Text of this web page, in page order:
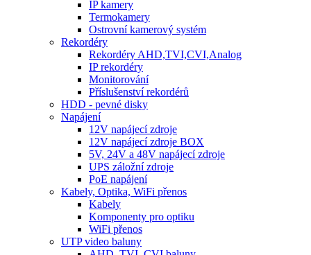
IP kamery
Termokamery
Ostrovní kamerový systém
Rekordéry
Rekordéry AHD,TVI,CVI,Analog
IP rekordéry
Monitorování
Příslušenství rekordérů
HDD - pevné disky
Napájení
12V napájecí zdroje
12V napájecí zdroje BOX
5V, 24V a 48V napájecí zdroje
UPS záložní zdroje
PoE napájení
Kabely, Optika, WiFi přenos
Kabely
Komponenty pro optiku
WiFi přenos
UTP video baluny